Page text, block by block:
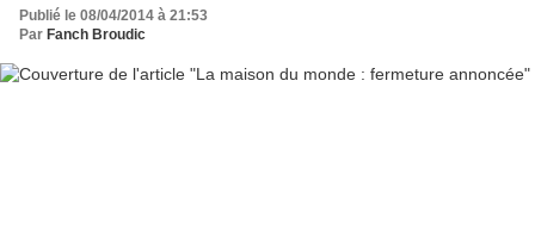
Publié le 08/04/2014 à 21:53
Par Fanch Broudic